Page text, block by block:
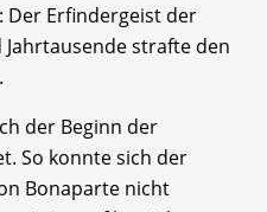
Der Erfindergeist der
strafte den
der Beginn der
So konnte sich der
Bonaparte nicht